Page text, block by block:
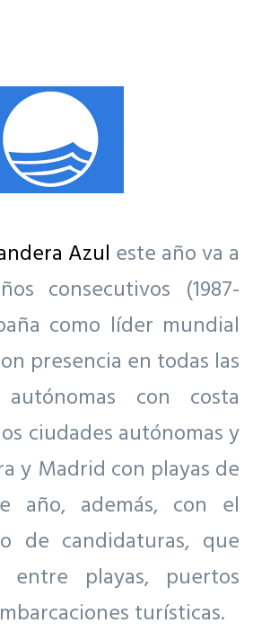
Azul este año va a
consecutivos (1987-
como líder mundial
presencia en todas las
autónomas con costa
ciudades autónomas y
y Madrid con playas de
año, además, con el
de candidaturas, que
playas, puertos
turísticas.